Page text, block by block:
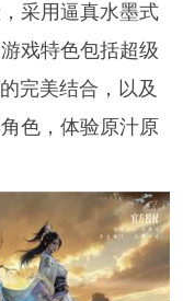
采用逼真水墨式
戏特色包括超级
完美结合，以及
色，体验原汁原